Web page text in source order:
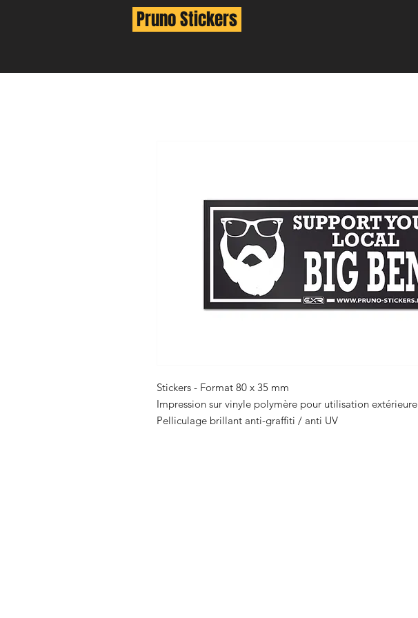
Stickers - Format 80 x 35 mm
Impression sur vinyle polymère pour utilisation extérieure
Pelliculage brillant anti-graffiti / anti UV
Pruno Stickers